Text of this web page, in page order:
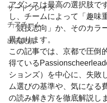
サードプレイス
チアチーム
出演実績
アダンスは最高の選択肢で
し、チームによって「趣味
「競技志向」か、そのカラ
異なります。
この記事では、京都で圧倒
得ている
ションズ）を中心に、失敗
ム選びの基準や、気になる
の読み解き方を徹底解説し